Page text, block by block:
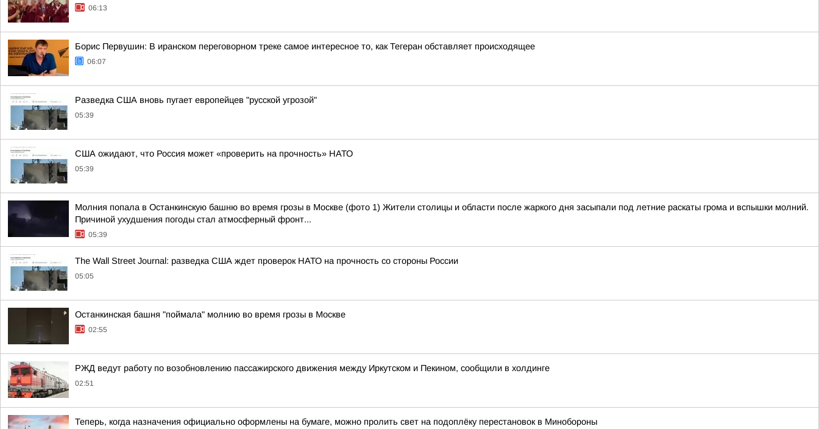
06:13
Борис Первушин: В иранском переговорном треке самое интересное то, как Тегеран обставляет происходящее
06:07
Разведка США вновь пугает европейцев "русской угрозой"
05:39
США ожидают, что Россия может «проверить на прочность» НАТО
05:39
Молния попала в Останкинскую башню во время грозы в Москве (фото 1) Жители столицы и области после жаркого дня засыпали под летние раскаты грома и вспышки молний.
Причиной ухудшения погоды стал атмосферный фронт...
05:39
The Wall Street Journal: разведка США ждет проверок НАТО на прочность со стороны России
05:05
Останкинская башня "поймала" молнию во время грозы в Москве
02:55
РЖД ведут работу по возобновлению пассажирского движения между Иркутском и Пекином, сообщили в холдинге
02:51
Теперь, когда назначения официально оформлены на бумаге, можно пролить свет на подоплёку перестановок в Минобороны